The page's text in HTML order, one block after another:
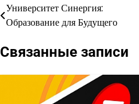
Навигация
записям
Университет Синергия:
Образование для Будущего
Связанные записи